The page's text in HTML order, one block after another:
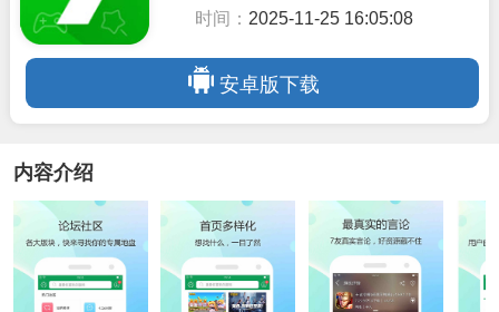
时间： 2025-11-25 16:05:08
安卓版下载
内容介绍